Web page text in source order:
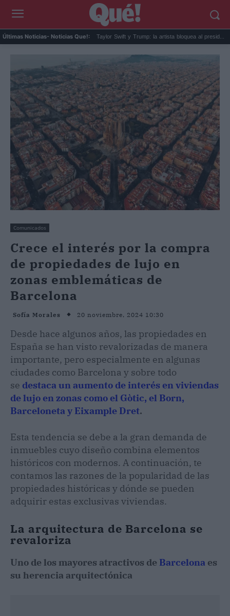
Últimas Noticias- Noticias Que!:
el peinado hacia ... Taylor Swift y Trump: la artista bloquea al presid... El
Comunicados
Crece el interés por la compra
de propiedades de lujo en
zonas emblemáticas de
Barcelona
Sofía Morales 20 noviembre, 2024 10:30
Desde hace algunos años, las propiedades en
España se han visto revalorizadas de manera
importante, pero especialmente en algunas
ciudades como Barcelona y sobre todo
se destaca un aumento de interés en viviendas
de lujo en zonas como el Gòtic, el Born,
Barceloneta y Eixample Dret.
Esta tendencia se debe a la gran demanda de
inmuebles cuyo diseño combina elementos
históricos con modernos. A continuación, te
contamos las razones de la popularidad de las
propiedades históricas y dónde se pueden
adquirir estas exclusivas viviendas.
La arquitectura de Barcelona se
revaloriza
Uno de los mayores atractivos de Barcelona es
su herencia arquitectónica